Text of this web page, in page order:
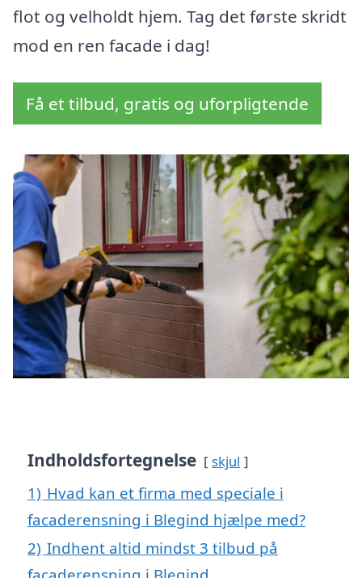
flot og velholdt hjem. Tag det første skridt
mod en ren facade i dag!
Få et tilbud, gratis og uforpligtende
Indholdsfortegnelse skjul
1) Hvad kan et firma med speciale i
facaderensning i Blegind hjælpe med?
2) Indhent altid mindst 3 tilbud på